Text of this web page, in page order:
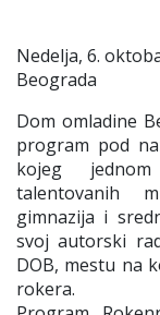
Nedelja, 6.
Beograda
Dom omladine
program pod
kojeg
talentovanih
gimnazija i
svoj autorski
DOB, mestu na
rokera.